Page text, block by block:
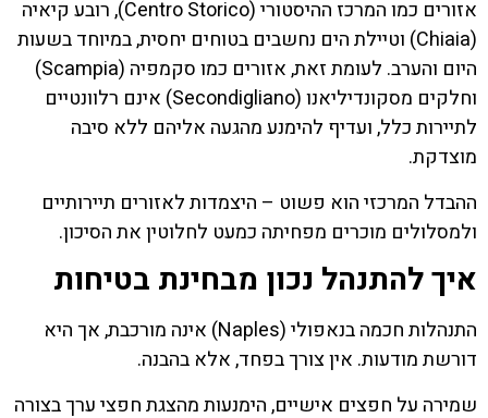
אזורים כמו המרכז ההיסטורי (Centro Storico), רובע קיאיה
(Chiaia) וטיילת הים נחשבים בטוחים יחסית, במיוחד בשעות
היום והערב. לעומת זאת, אזורים כמו סקמפיה (Scampia)
וחלקים מסקונדיליאנו (Secondigliano) אינם רלוונטיים
לתיירות כלל, ועדיף להימנע מהגעה אליהם ללא סיבה
מוצדקת.
ההבדל המרכזי הוא פשוט – היצמדות לאזורים תיירותיים
ולמסלולים מוכרים מפחיתה כמעט לחלוטין את הסיכון.
איך להתנהל נכון מבחינת בטיחות
התנהלות חכמה בנאפולי (Naples) אינה מורכבת, אך היא
דורשת מודעות. אין צורך בפחד, אלא בהבנה.
שמירה על חפצים אישיים, הימנעות מהצגת חפצי ערך בצורה